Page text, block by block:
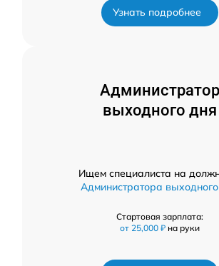
Узнать подробнее
Администратор
выходного дня
Ищем специалиста на
Администратора
Стартовая зарплата:
от 25,000 ₽ на руки